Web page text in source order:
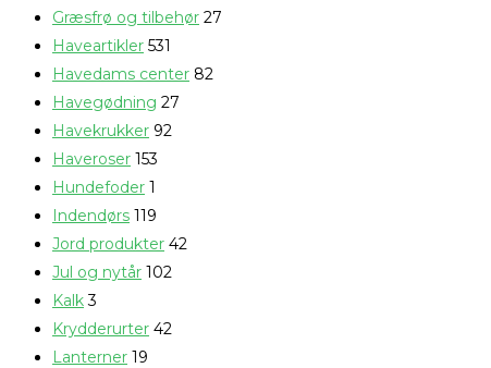
Græsfrø og tilbehør 27
Haveartikler 531
Havedams center 82
Havegødning 27
Havekrukker 92
Haveroser 153
Hundefoder 1
Indendørs 119
Jord produkter 42
Jul og nytår 102
Kalk 3
Krydderurter 42
Lanterner 19